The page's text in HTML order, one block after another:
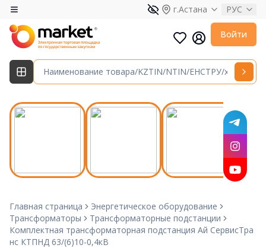
г.Астана РУС
Войти
Главная страница
Энергетическое оборудование
Трансформаторы
Трансформаторные подстанции
Комплектная трансформаторная подстанция Ай СервисТра
нс КТПНД 63/(6)10-0,4кВ